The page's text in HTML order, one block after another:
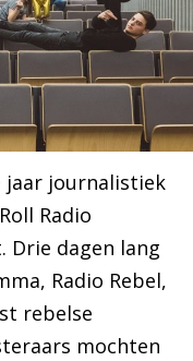
jaar journalistiek
Radio
Drie dagen lang
Radio Rebel,
rebelse
mochten